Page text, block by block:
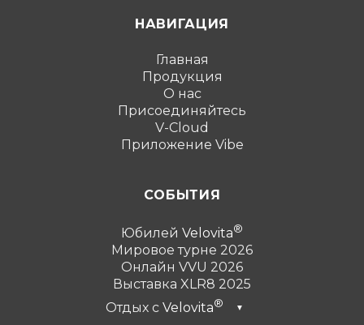
НАВИГАЦИЯ
Главная
Продукция
О нас
Присоединяйтесь
V-Cloud
Приложение Vibe
СОБЫТИЯ
Юбилей Velovita
Мировое турне 2026
Онлайн VVU 2026
Выставка XLR8 2025
Отдых с Velovita ▼